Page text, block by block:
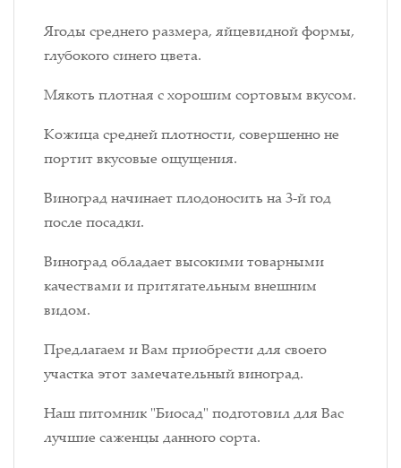
Ягоды среднего размера, яйцевидной формы,
глубокого синего цвета.
Мякоть плотная с хорошим сортовым вкусом.
Кожица средней плотности, совершенно не
портит вкусовые ощущения.
Виноград начинает плодоносить на 3-й год
после посадки.
Виноград обладает высокими товарными
качествами и притягательным внешним
видом.
Предлагаем и Вам приобрести для своего
участка этот замечательный виноград.
Наш питомник "Биосад" подготовил для Вас
лучшие саженцы данного сорта.